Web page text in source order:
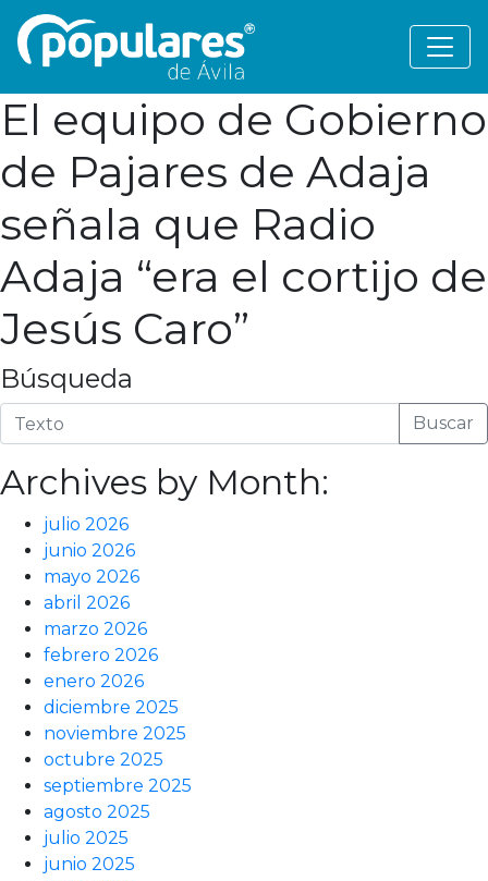
El equipo de Gobierno
de Pajares de Adaja
señala que Radio
Adaja “era el cortijo de
Jesús Caro”
Búsqueda
Buscar
Archives by Month:
julio 2026
junio 2026
mayo 2026
abril 2026
marzo 2026
febrero 2026
enero 2026
diciembre 2025
noviembre 2025
octubre 2025
septiembre 2025
agosto 2025
julio 2025
junio 2025